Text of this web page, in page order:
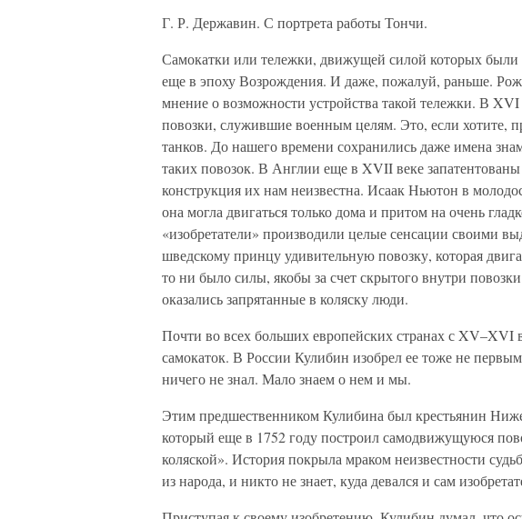
Г. Р. Державин. С портрета работы Тончи.
Самокатки или тележки, движущей силой которых
еще в эпоху Возрождения. И даже, пожалуй, раньше.
мнение о возможности устройства такой тележки. В
повозки, служившие военным целям. Это, если хотите,
танков. До нашего времени сохранились даже имена
таких повозок. В Англии еще в XVII веке
конструкция их нам неизвестна. Исаак Ньютон в
она могла двигаться только дома и притом на очень
«изобретатели» производили целые сенсации своими
шведскому принцу удивительную повозку, которая
то ни было силы, якобы за счет скрытого внутри
оказались запрятанные в коляску люди.
Почти во всех больших европейских странах с XV–XVI
самокаток. В России Кулибин изобрел ее тоже не
ничего не знал. Мало знаем о нем и мы.
Этим предшественником Кулибина был крестьянин
который еще в 1752 году построил самодвижущуюся
коляской». История покрыла мраком неизвестности
из народа, и никто не знает, куда девался и сам